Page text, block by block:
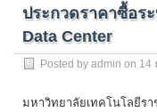
ประกวดราคาซื้อร
Data Center
Posted by admin on 14
มหาวิทยาลัยเทคโนโลยีร